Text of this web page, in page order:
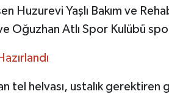
Huzurevi Yaşlı Bakım ve
Oğuzhan Atlı Spor Kulübü
tel helvası, ustalık